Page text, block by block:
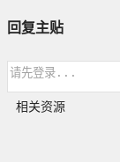
回复主贴
相关资源